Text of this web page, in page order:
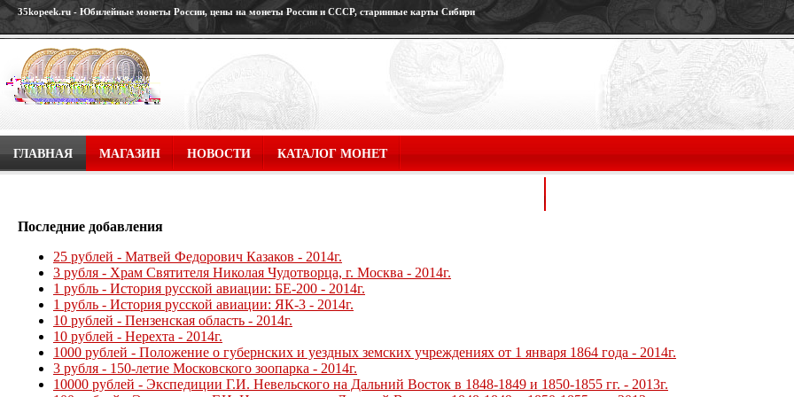
35kopeek.ru - Юбилейные монеты России, цены на монеты России и СССР, старинные карты Сибири
ГЛАВНАЯ МАГАЗИН НОВОСТИ КАТАЛОГ МОНЕТ
Последние добавления
25 рублей - Матвей Федорович Казаков - 2014г.
3 рубля - Храм Святителя Николая Чудотворца, г. Москва - 2014г.
1 рубль - История русской авиации: БЕ-200 - 2014г.
1 рубль - История русской авиации: ЯК-3 - 2014г.
10 рублей - Пензенская область - 2014г.
10 рублей - Нерехта - 2014г.
1000 рублей - Положение о губернских и уездных земских учреждениях от 1 января 1864 года - 2014г.
3 рубля - 150-летие Московского зоопарка - 2014г.
10000 рублей - Экспедиции Г.И. Невельского на Дальний Восток в 1848-1849 и 1850-1855 гг. - 2013г.